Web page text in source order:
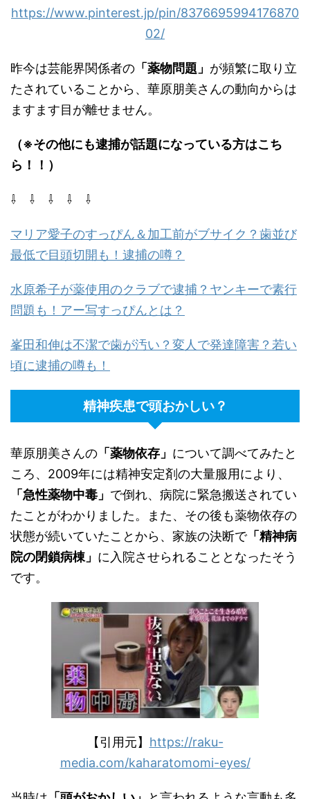
https://www.pinterest.jp/pin/8376695994176870
02/
昨今は芸能界関係者の 「薬物問題」 が頻繁に取り立
たされていることから、華原朋美さんの動向からは
ますます目が離せません。
（※その他にも逮捕が話題になっている方はこち
ら！！）
⇩ ⇩ ⇩ ⇩ ⇩
マリア愛子のすっぴん＆加工前がブサイク？歯並び
最低で目頭切開も！逮捕の噂？
水原希子が薬使用のクラブで逮捕？ヤンキーで素行
問題も！アー写すっぴんとは？
峯田和伸は不潔で歯が汚い？変人で発達障害？若い
頃に逮捕の噂も！
精神疾患で頭おかしい？
華原朋美さんの 「薬物依存」 について調べてみたと
ころ、 2009年には精神安定剤の大量服用により、
「急性薬物中毒」 で倒れ、病院に緊急搬送されてい
たことがわかりました。また、その後も薬物依存の
状態が続いていたことから、家族の決断で「精神病
院の閉鎖病棟」 に入院させられることとなったそう
です。
【引用元】 https://raku-
media.com/kaharatomomi-eyes/